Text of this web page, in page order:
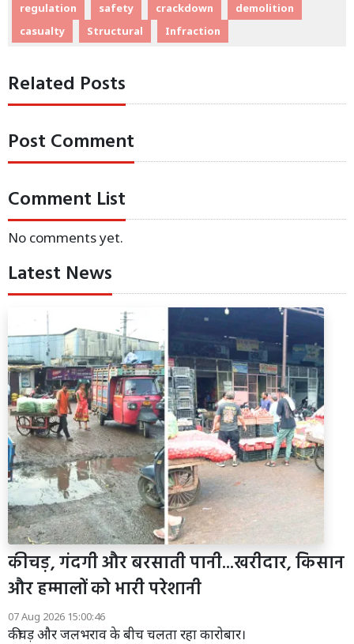
regulation
safety crackdown
demolition
casualty
Structural Infraction
Related Posts
Post Comment
Comment List
No comments yet.
Latest News
कीचड़, गंदगी और बरसाती पानी...खरीदार, किसान
और हम्मालों को भारी परेशानी
07 Aug 2026 15:00:46
कीचड़ और जलभराव के बीच चलता रहा कारोबार।